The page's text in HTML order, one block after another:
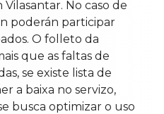
No caso de
poderán participar
O folleto da
que as faltas de
se existe lista de
a baixa no servizo,
busca optimizar o uso